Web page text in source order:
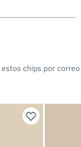
estos chips por correo